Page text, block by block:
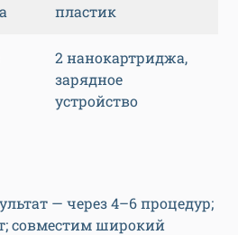
пластик
2 нанокартриджа,
зарядное
устройство
— через 4–6 процедур;
совместим широкий